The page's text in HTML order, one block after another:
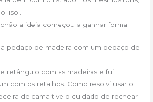
liso…
a ideia começou a ganhar forma.
pedaço de madeira com um pedaço de
retângulo com as madeiras e fui
com os retalhos. Como resolvi usar o
de cama tive o cuidado de rechear